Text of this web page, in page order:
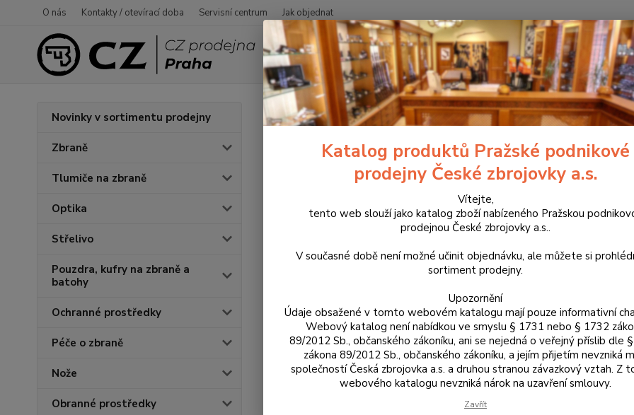
O nás Kontakty / otevírací doba Servisní centrum Jak objednat
Hledat
Novinky v sortimentu prodejny
Zbraně
Tlumiče na zbraně
Optika
Střelivo
Pouzdra, kufry na zbraně a
batohy
Ochranné prostředky
Péče o zbraně
Nože
Obranné prostředky
Úvod Příslušenství, doplňky a náhradní díly Pro pistole Střenky
Duralové střenky pro CZ 75 DC
Proto
1
Katalog produktů Pražské podnikové
prodejny České zbrojovky a.s.
Vítejte,
tento web slouží jako katalog zboží nabízeného Pražskou
prodejnou České zbrojovky a.s..
V současné době není možné učinit objednávku, ale můžete si
sortiment prodejny.
Upozornění
Údaje obsažené v tomto webovém katalogu mají pouze informativní
Webový katalog není nabídkou ve smyslu § 1731 nebo § 1732
89/2012 Sb., občanského zákoníku, ani se nejedná o veřejný příslib dle
zákona 89/2012 Sb., občanského zákoníku, a jejím přijetím nevzniká
společností Česká zbrojovka a.s. a druhou stranou závazkový vztah. Z
webového katalogu nevzniká nárok na uzavření smlouvy.
Zavřít